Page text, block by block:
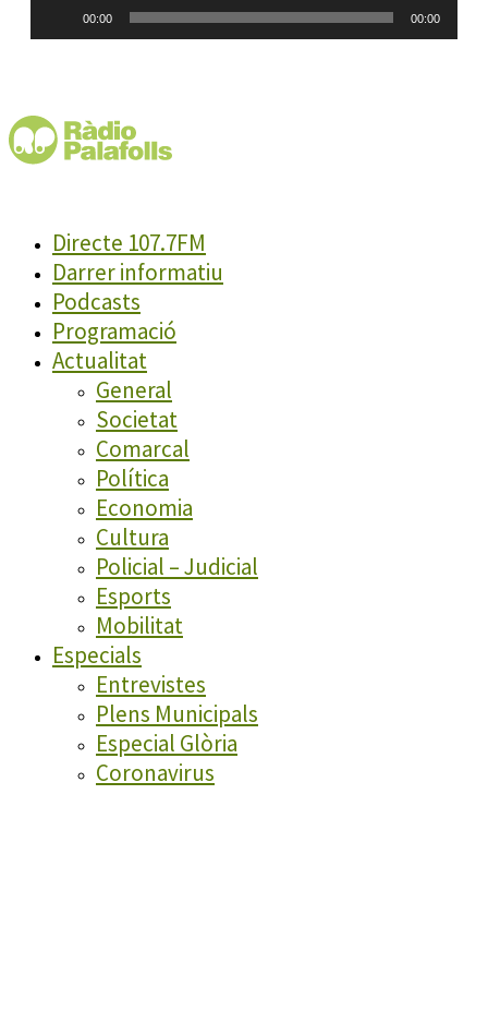
00:00 00:00
Directe 107.7FM
Darrer informatiu
Podcasts
Programació
Actualitat
General
Societat
Comarcal
Política
Economia
Cultura
Policial – Judicial
Esports
Mobilitat
Especials
Entrevistes
Plens Municipals
Especial Glòria
Coronavirus